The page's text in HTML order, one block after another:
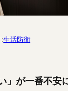
生活防衛
」が一番不安